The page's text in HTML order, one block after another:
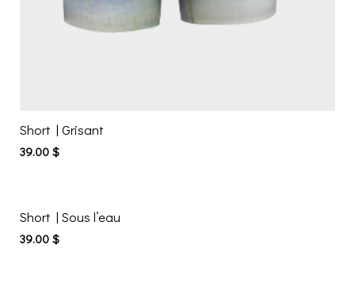
Short | Grisant
39.00 $
Short | Sous l’eau
39.00 $